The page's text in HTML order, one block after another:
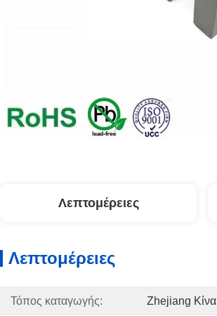
Λεπτομέρειες
Λεπτομέρειες
Τόπος καταγωγής: Zhejiang Κίνα